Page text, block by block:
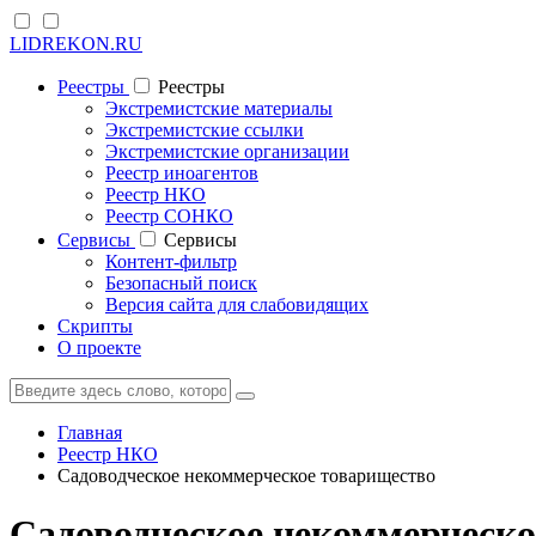
LIDREKON.RU
Реестры
Реестры
Экстремистские материалы
Экстремистские ссылки
Экстремистские организации
Реестр иноагентов
Реестр НКО
Реестр СОНКО
Cервисы
Cервисы
Контент-фильтр
Безопасный поиск
Версия сайта для слабовидящих
Скрипты
О проекте
Главная
Реестр НКО
Садоводческое некоммерческое товарищество